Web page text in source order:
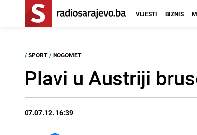
VIJESTI BIZNIS
/ SPORT / NOGOMET
Plavi u Austriji
07.07.12. 16:39